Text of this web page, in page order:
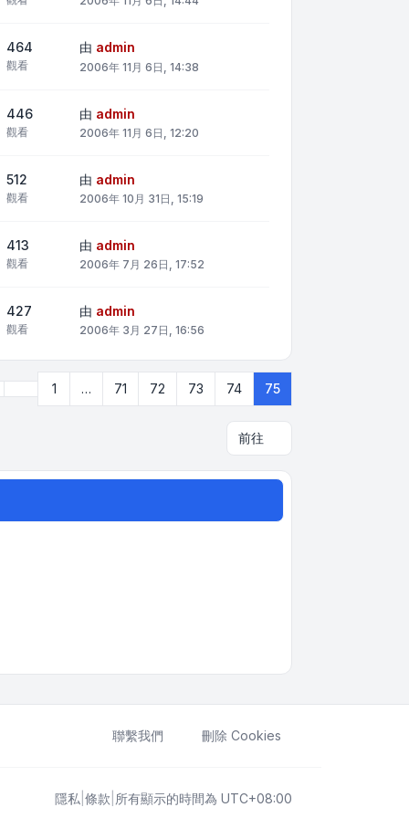
464
觀看
由 admin
2006年 11月 6日, 14:38
446
觀看
由 admin
2006年 11月 6日, 12:20
512
觀看
由 admin
2006年 10月 31日, 15:19
413
觀看
由 admin
2006年 7月 26日, 17:52
427
觀看
由 admin
2006年 3月 27日, 16:56
75頁 (共 頁)
上一頁1 … 71 72 73 74 75
前往
聯繫我們 刪除 Cookies
隱私 條款 所有顯示的時間為 UTC+08:00